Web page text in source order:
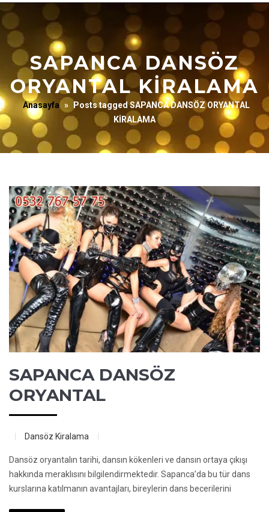
SAPANCA DANSÖZ
ORYANTAL KİRALAMA
Anasayfa » Posts tagged SAPANCA DANSÖZ ORYANTAL
KİRALAMA
SAPANCA DANSÖZ
ORYANTAL
Dansöz Kiralama
Dansöz oryantalın tarihi, dansın kökenleri ve dansın ortaya çıkışı
hakkında meraklısını bilgilendirmektedir. Sapanca’da bu tür dans
kurslarına katılmanın avantajları, bireylerin dans becerilerini